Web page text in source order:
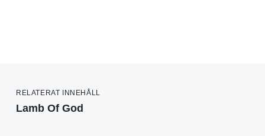
RELATERAT INNEHÅLL
Lamb Of God